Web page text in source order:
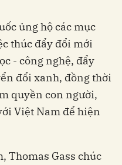
ủng hộ các mục
thúc đẩy đổi mới
- công nghệ, đẩy
đổi xanh, đồng thời
quyền con người,
Việt Nam để hiện
Thomas Gass chúc